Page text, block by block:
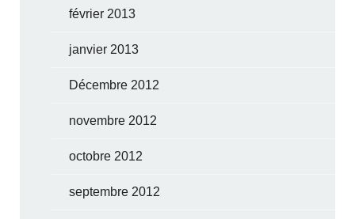
février 2013
janvier 2013
Décembre 2012
novembre 2012
octobre 2012
septembre 2012